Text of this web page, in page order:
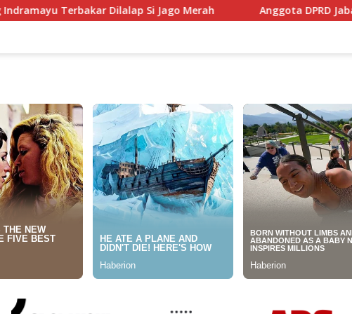
Si Jago Merah Anggota DPRD Jabar Hilal Hilmawan Gelar